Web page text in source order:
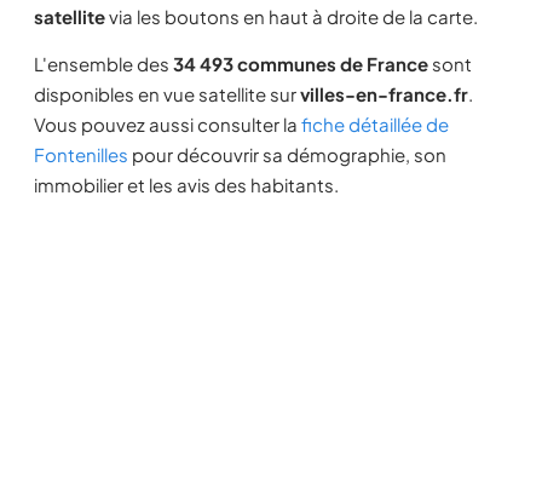
satellitevia les boutons en haut à droite de la carte.
L'ensemble des 34 493 communes de France sont
disponibles en vue satellite survilles-en-france.fr.
Vous pouvez aussi consulter la fiche détaillée de
Fontenilles pour découvrir sa démographie, son
immobilier et les avis des habitants.